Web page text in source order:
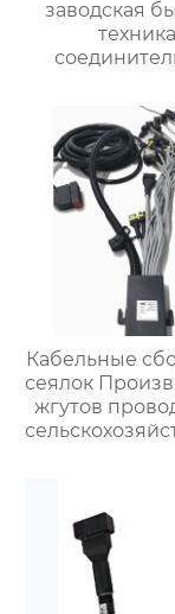
заводская
Кабельные
сеялок
жгутов
управления
роликом для